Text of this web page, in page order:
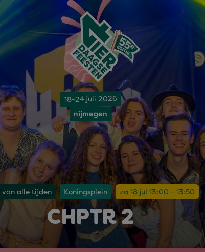
18-24 juli 2026
nijmegen
van alle tijden Koningsplein za 18 jul 13:00 - 13:50
CHPTR 2